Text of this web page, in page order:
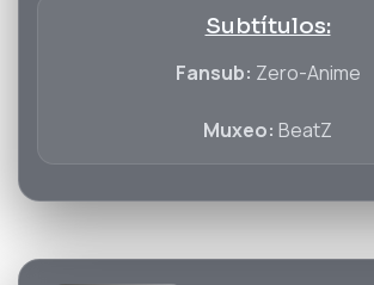
Subtítulos:
Fansub: Zero-Anime
Muxeo: BeatZ